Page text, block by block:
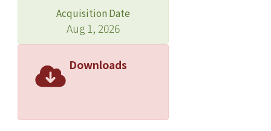
Acquisition Date
Aug 1, 2026
Downloads